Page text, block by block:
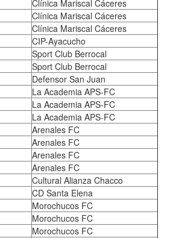
Clínica Mariscal Cáceres
Clínica Mariscal Cáceres
Clínica Mariscal Cáceres
CIP-Ayacucho
Sport Club Berrocal
Sport Club Berrocal
Defensor San Juan
La Academia APS-FC
La Academia APS-FC
La Academia APS-FC
Arenales FC
Arenales FC
Arenales FC
Arenales FC
Cultural Alianza Chacco
CD Santa Elena
Morochucos FC
Morochucos FC
Morochucos FC